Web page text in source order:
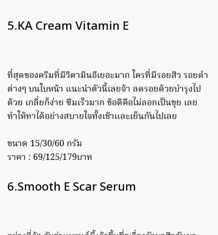
5.KA Cream Vitamin E
ที่สุดของครีมที่มีวิตามินอีเยอะมาก ใครที่มีรอยสิว รอยดำ
ต่างๆ บนใบหน้า แนะนำตัวนี้เลยจ้า ลดรอยด้วยบำรุงไป
ด้วย เกลี่ยก็ง่าย ซึมเร็วมาก ข้อดีคือไม่ลอกเป็นขุย เลย
ทำให้ทาได้อย่างสบายใจทั้งเช้าและเย็นกันไปเลย
ขนาด 15/30/60 กรัม
ราคา : 69/125/179บาท
6.Smooth E Scar Serum